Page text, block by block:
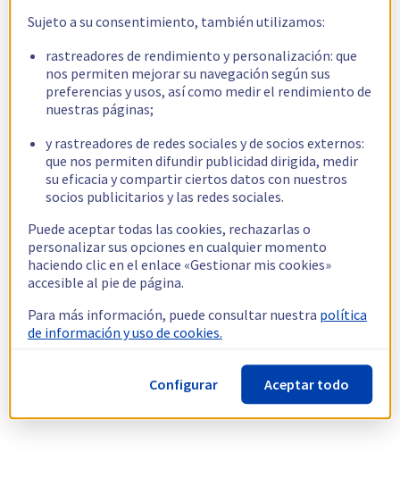
Sujeto a su consentimiento, también utilizamos:
rastreadores de rendimiento y personalización: que
nos permiten mejorar su navegación según sus
preferencias y usos, así como medir el rendimiento de
nuestras páginas;
y rastreadores de redes sociales y de socios externos:
que nos permiten difundir publicidad dirigida, medir
su eficacia y compartir ciertos datos con nuestros
socios publicitarios y las redes sociales.
Puede aceptar todas las cookies, rechazarlas o
personalizar sus opciones en cualquier momento
haciendo clic en el enlace «Gestionar mis cookies»
accesible al pie de página.
Para más información, puede consultar nuestra política
de información y uso de cookies.
Configurar Aceptar todo